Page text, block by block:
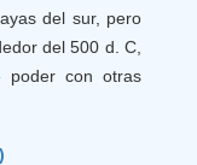
del sur, pero
del 500 d. C,
poder con otras